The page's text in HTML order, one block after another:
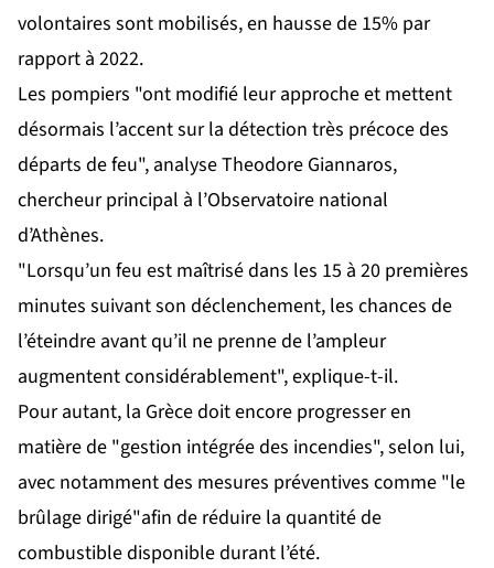
volontaires sont mobilisés, en hausse de 15% par
rapport à 2022.
Les pompiers "ont modifié leur approche et mettent
désormais l’accent sur la détection très précoce des
départs de feu", analyse Theodore Giannaros,
chercheur principal à l’Observatoire national
d’Athènes.
"Lorsqu’un feu est maîtrisé dans les 15 à 20 premières
minutes suivant son déclenchement, les chances de
l’éteindre avant qu’il ne prenne de l’ampleur
augmentent considérablement", explique-t-il.
Pour autant, la Grèce doit encore progresser en
matière de "gestion intégrée des incendies", selon lui,
avec notamment des mesures préventives comme "le
brûlage dirigé"afin de réduire la quantité de
combustible disponible durant l’été.